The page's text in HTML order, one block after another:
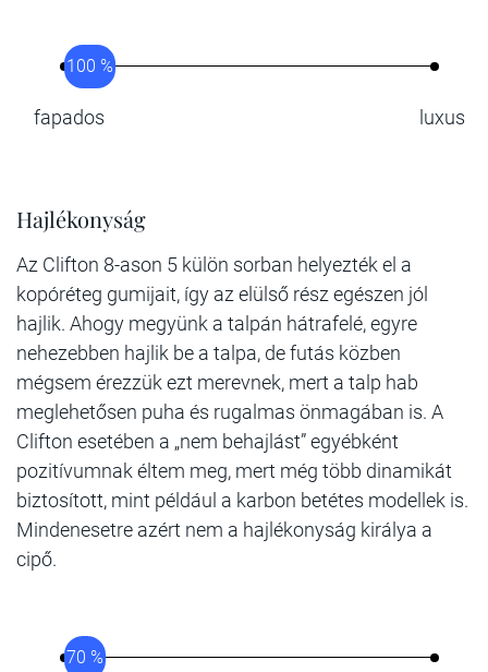
100 %
fapados luxus
Hajlékonyság
Az Clifton 8-ason 5 külön sorban helyezték el a
kopóréteg gumijait, így az elülső rész egészen jól
hajlik. Ahogy megyünk a talpán hátrafelé, egyre
nehezebben hajlik be a talpa, de futás közben
mégsem érezzük ezt merevnek, mert a talp hab
meglehetősen puha és rugalmas önmagában is. A
Clifton esetében a „nem behajlást” egyébként
pozitívumnak éltem meg, mert még több dinamikát
biztosított, mint például a karbon betétes modellek is.
Mindenesetre azért nem a hajlékonyság királya a
cipő.
70 %